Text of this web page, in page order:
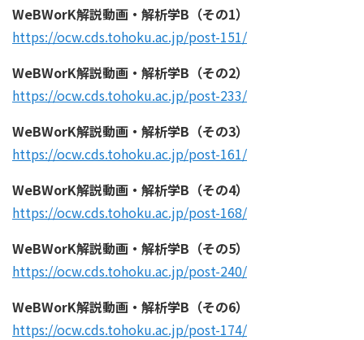
WeBWorK解説動画・解析学B（その1）
https://ocw.cds.tohoku.ac.jp/post-151/
WeBWorK解説動画・解析学B（その2）
https://ocw.cds.tohoku.ac.jp/post-233/
WeBWorK解説動画・解析学B（その3）
https://ocw.cds.tohoku.ac.jp/post-161/
WeBWorK解説動画・解析学B（その4）
https://ocw.cds.tohoku.ac.jp/post-168/
WeBWorK解説動画・解析学B（その5）
https://ocw.cds.tohoku.ac.jp/post-240/
WeBWorK解説動画・解析学B（その6）
https://ocw.cds.tohoku.ac.jp/post-174/